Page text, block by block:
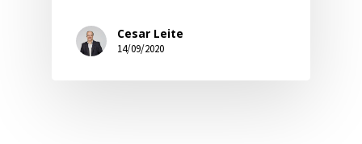
Cesar Leite
14/09/2020